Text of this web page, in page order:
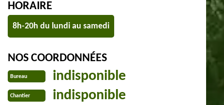
HORAIRE
8h-20h du lundi au samedi
NOS COORDONNÉES
Bureau indisponible
Chantier indisponible